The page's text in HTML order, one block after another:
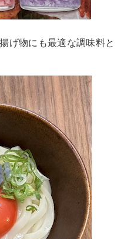
げ物にも最適な調味料と